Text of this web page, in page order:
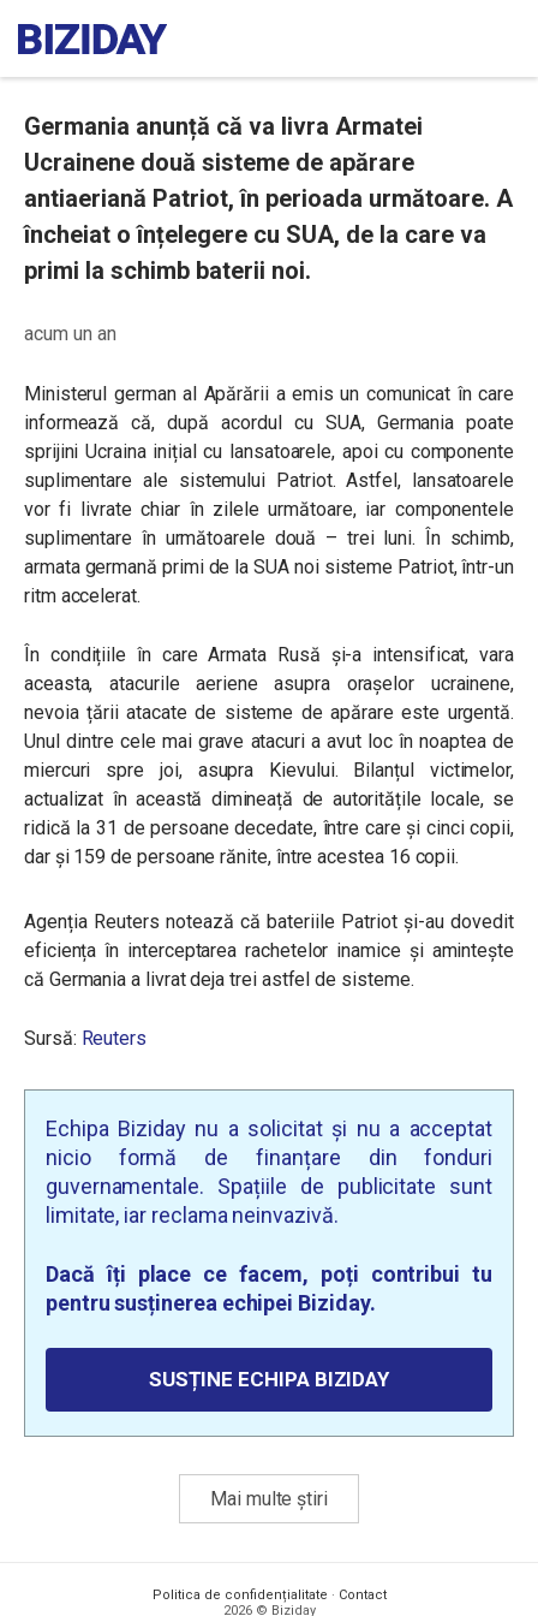
Germania anunță că va livra Armatei
Ucrainene două sisteme de apărare
antiaeriană Patriot, în perioada următoare. A
încheiat o înțelegere cu SUA, de la care va
primi la schimb baterii noi.
acum un an
Ministerul german al Apărării a emis un comunicat în care
informează că, după acordul cu SUA, Germania poate
sprijini Ucraina inițial cu lansatoarele, apoi cu componente
suplimentare ale sistemului Patriot. Astfel, lansatoarele
vor fi livrate chiar în zilele următoare, iar componentele
suplimentare în următoarele două – trei luni. În schimb,
armata germană primi de la SUA noi sisteme Patriot, într-un
ritm accelerat.
În condițiile în care Armata Rusă și-a intensificat, vara
aceasta, atacurile aeriene asupra orașelor ucrainene,
nevoia țării atacate de sisteme de apărare este urgentă.
Unul dintre cele mai grave atacuri a avut loc în noaptea de
miercuri spre joi, asupra Kievului. Bilanțul victimelor,
actualizat în această dimineață de autoritățile locale, se
ridică la 31 de persoane decedate, între care și cinci copii,
dar și 159 de persoane rănite, între acestea 16 copii.
Agenția Reuters notează că bateriile Patriot și-au dovedit
eficiența în interceptarea rachetelor inamice și amintește
că Germania a livrat deja trei astfel de sisteme.
Sursă: Reuters
Echipa Biziday nu a solicitat și nu a acceptat
nicio formă de finanțare din fonduri
guvernamentale. Spațiile de publicitate sunt
limitate, iar reclama neinvazivă.
Dacă îți place ce facem, poți contribui tu
pentru susținerea echipei Biziday.
SUSȚINE ECHIPA BIZIDAY
Mai multe știri
Politica de confidențialitate · Contact
2026 © Biziday